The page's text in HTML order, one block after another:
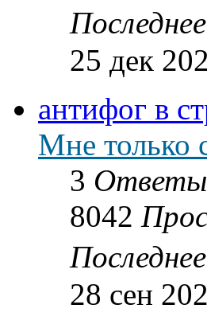
25 дек
антифог в
Мне только
3 Ответы
8042
28 сен